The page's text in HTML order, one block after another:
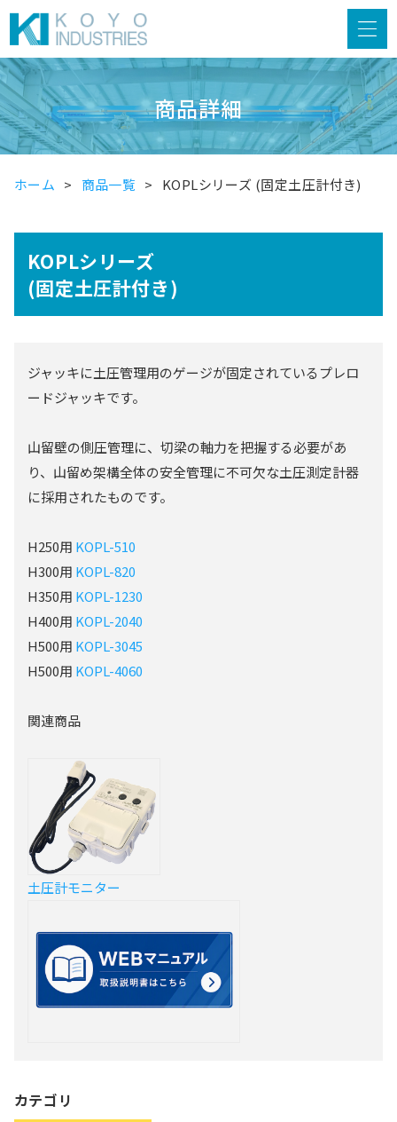
商品詳細
ホーム 商品一覧 KOPLシリーズ (固定土圧計付き)
KOPLシリーズ
(固定土圧計付き)
ジャッキに土圧管理用のゲージが固定されているプレロ
ードジャッキです。
山留壁の側圧管理に、切梁の軸力を把握する必要があ
り、山留め架構全体の安全管理に不可欠な土圧測定計器
に採用されたものです。
H250用 KOPL-510
H300用 KOPL-820
H350用 KOPL-1230
H400用 KOPL-2040
H500用 KOPL-3045
H500用 KOPL-4060
関連商品
土圧計モニター
カテゴリ